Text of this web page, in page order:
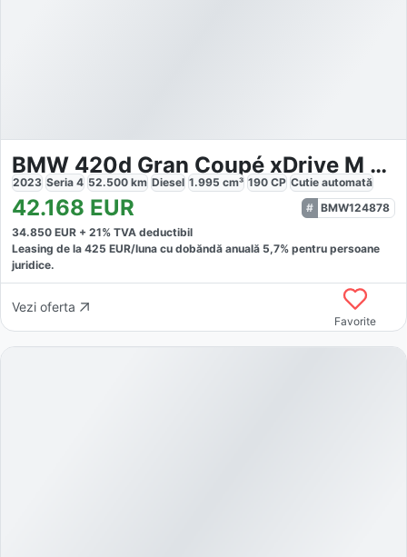
BMW 420d Gran Coupé xDrive M Sport
2023 Seria 4 52.500 km Diesel 1.995 cm³ 190 CP Cutie automată
42.168 EUR
BMW124878
34.850 EUR + 21% TVA deductibil
Leasing de la 425 EUR/luna cu dobăndă anuală 5,7% pentru persoane
juridice.
Vezi oferta
Favorite